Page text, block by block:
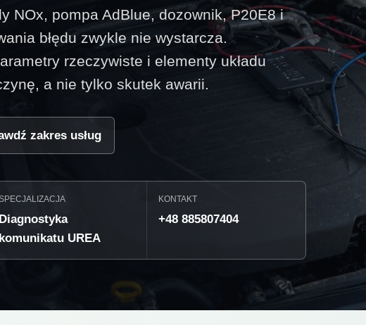
NOx, pompa AdBlue, dozownik, P20E8 i
błędu zwykle nie wystarcza.
rzeczywiste i elementy układu
a nie tylko skutek awarii.
zakres usług
Diagnostyka
komunikatu UREA
KONTAKT
+48 885807404